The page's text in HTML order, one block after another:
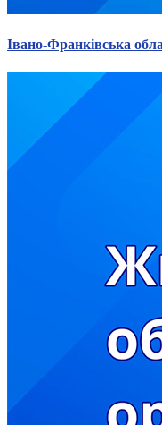
Івано-Франківська